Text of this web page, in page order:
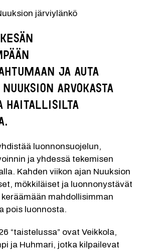
järviylänkö
ja auta
arvokasta
haitallisilta
luonnonsuojelun,
ja yhdessä tekemisen
Kahden viikon ajan Nuuksion
mökkiläiset ja luonnonystävät
mahdollisimman
pois luonnosta.
“taistelussa” ovat Veikkola,
ja Huhmari, jotka kilpailevat